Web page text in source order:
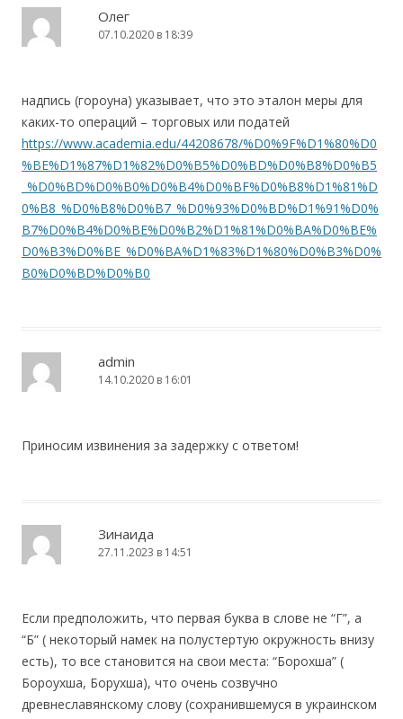
Олег
07.10.2020 в 18:39
надпись (гороуна) указывает, что это эталон меры для
каких-то операций – торговых или податей
https://www.academia.edu/44208678/%D0%9F%D1%80%D0
%BE%D1%87%D1%82%D0%B5%D0%BD%D0%B8%D0%B5
_%D0%BD%D0%B0%D0%B4%D0%BF%D0%B8%D1%81%D
0%B8_%D0%B8%D0%B7_%D0%93%D0%BD%D1%91%D0%
B7%D0%B4%D0%BE%D0%B2%D1%81%D0%BA%D0%BE%
D0%B3%D0%BE_%D0%BA%D1%83%D1%80%D0%B3%D0%
B0%D0%BD%D0%B0
admin
14.10.2020 в 16:01
Приносим извинения за задержку с ответом!
Зинаида
27.11.2023 в 14:51
Если предположить, что первая буква в слове не “Г”, а
“Б” ( некоторый намек на полустертую окружность внизу
есть), то все становится на свои места: “Борохша” (
Бороухша, Борухша), что очень созвучно
древнеславянскому слову (сохранившемуся в украинском